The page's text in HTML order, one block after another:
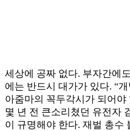
세상에 공짜 없다. 부자간에
에는 반드시 대가가 있다. “
아줌마의 꼭두각시가 되어
몇 년 전 큰소리쳤던 유전자
이 규명해야 한다. 재벌 총수